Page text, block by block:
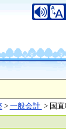
> 一般会計 > 国